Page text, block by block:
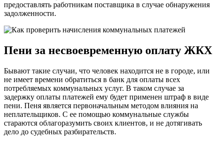
предоставлять работникам поставщика в случае обнаружения
задолженности.
Пени за несвоевременную оплату ЖКХ
Бывают такие случаи, что человек находится не в городе, или
не имеет времени обратиться в банк для оплаты всех
потребляемых коммунальных услуг. В таком случае за
задержку оплаты платежей ему будет применен штраф в виде
пени. Пеня является первоначальным методом влияния на
неплательщиков. С ее помощью коммунальные службы
стараются облагоразумить своих клиентов, и не дотягивать
дело до судебных разбирательств.